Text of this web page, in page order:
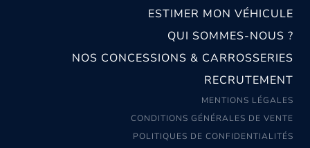
ESTIMER MON VÉHICULE
QUI SOMMES-NOUS ?
NOS CONCESSIONS & CARROSSERIES
RECRUTEMENT
MENTIONS LÉGALES
CONDITIONS GÉNÉRALES DE VENTE
POLITIQUES DE CONFIDENTIALITÉS